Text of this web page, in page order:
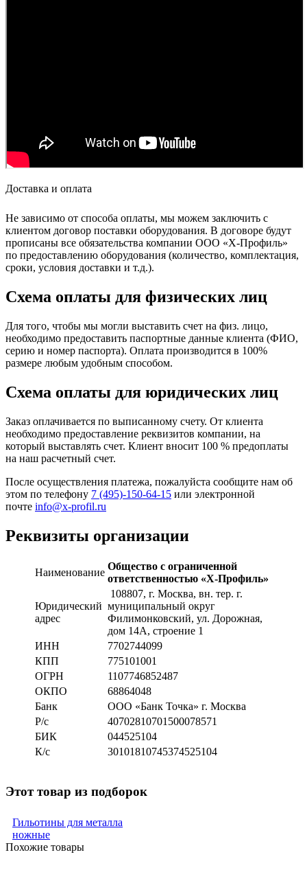
Доставка и оплата
Не зависимо от способа оплаты, мы можем заключить с
клиентом договор поставки оборудования. В договоре будут
прописаны все обязательства компании ООО «Х-Профиль»
по предоставлению оборудования (количество, комплектация,
сроки, условия доставки и т.д.).
Схема оплаты для физических лиц
Для того, чтобы мы могли выставить счет на физ. лицо,
необходимо предоставить паспортные данные клиента (ФИО,
серию и номер паспорта). Оплата производится в 100%
размере любым удобным способом.
Схема оплаты для юридических лиц
Заказ оплачивается по выписанному счету. От клиента
необходимо предоставление реквизитов компании, на
который выставлять счет. Клиент вносит 100 % предоплаты
на наш расчетный счет.
После осуществления платежа, пожалуйста сообщите нам об
этом по телефону 7 (495)-150-64-15 или электронной
почте info@x-profil.ru
Реквизиты организации
Наименование
Общество с ограниченной
ответственностью «Х-Профиль»
Юридический
адрес
108807, г. Москва, вн. тер. г.
муниципальный округ
Филимонковский, ул. Дорожная,
дом 14А, строение 1
ИНН
7702744099
КПП
775101001
ОГРН
1107746852487
ОКПО
68864048
Банк
ООО «Банк Точка» г. Москва
Р/с
40702810701500078571
БИК
044525104
К/с
30101810745374525104
Этот товар из подборок
Гильотины для металла
ножные
Похожие товары